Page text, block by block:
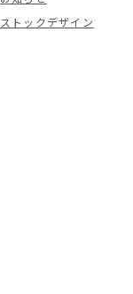
ストックデザイン